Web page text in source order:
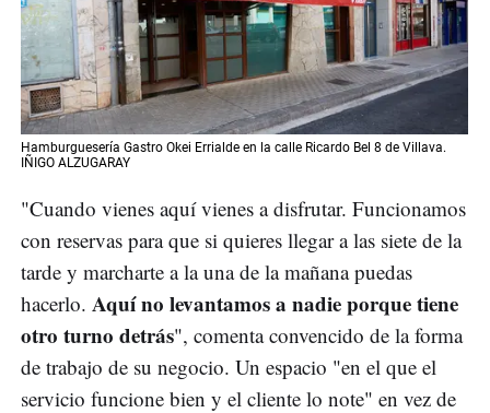
Hamburguesería Gastro Okei Errialde en la calle Ricardo Bel 8 de Villava.
IÑIGO ALZUGARAY
"Cuando vienes aquí vienes a disfrutar. Funcionamos
con reservas para que si quieres llegar a las siete de la
tarde y marcharte a la una de la mañana puedas
hacerlo. Aquí no levantamos a nadie porque tiene
otro turno detrás", comenta convencido de la forma
de trabajo de su negocio. Un espacio "en el que el
servicio funcione bien y el cliente lo note" en vez de